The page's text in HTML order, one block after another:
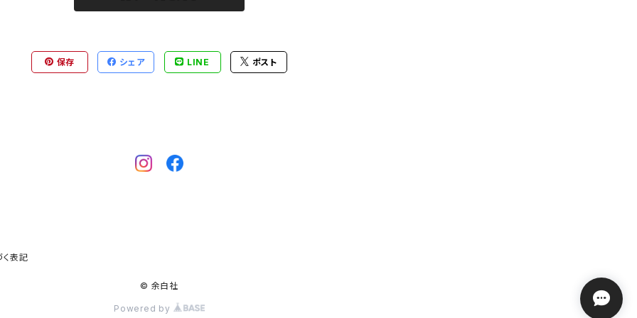
保存 シェア LINE ポスト
表記
© 余白社
Powered by